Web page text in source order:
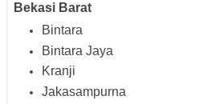
Bekasi Barat
Bintara
Bintara Jaya
Kranji
Jakasampurna